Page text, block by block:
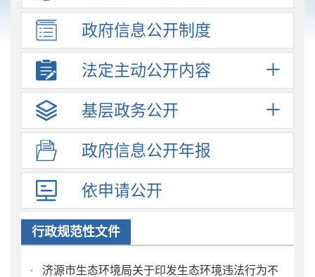
政府信息公开制度
法定主动公开内容
基层政务公开
政府信息公开年报
依申请公开
行政规范性文件
·
济源市生态环境局关于印发生态环境违法行为不